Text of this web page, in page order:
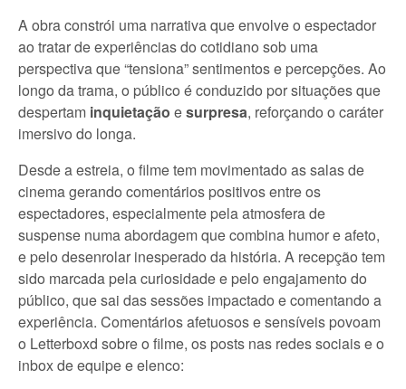
A obra constrói uma narrativa que envolve o espectador
ao tratar de experiências do cotidiano sob uma
perspectiva que “tensiona” sentimentos e percepções. Ao
longo da trama, o público é conduzido por situações que
despertam inquietação esurpresa, reforçando o caráter
imersivo do longa.
Desde a estreia, o filme tem movimentado as salas de
cinema gerando comentários positivos entre os
espectadores, especialmente pela atmosfera de
suspense numa abordagem que combina humor e afeto,
e pelo desenrolar inesperado da história. A recepção tem
sido marcada pela curiosidade e pelo engajamento do
público, que sai das sessões impactado e comentando a
experiência. Comentários afetuosos e sensíveis povoam
o Letterboxd sobre o filme, os posts nas redes sociais e o
inbox de equipe e elenco: